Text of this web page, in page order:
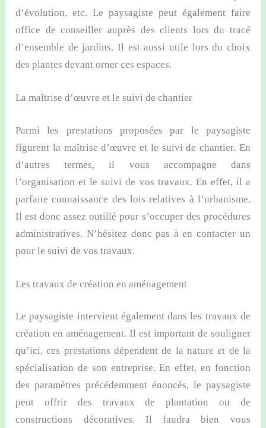
d’évolution, etc. Le paysagiste peut également faire
office de conseiller auprès des clients lors du tracé
d’ensemble de jardins. Il est aussi utile lors du choix
des plantes devant orner ces espaces.
La maîtrise d’œuvre et le suivi de chantier
Parmi les prestations proposées par le paysagiste
figurent la maîtrise d’œuvre et le suivi de chantier. En
d’autres termes, il vous accompagne dans
l’organisation et le suivi de vos travaux. En effet, il a
parfaite connaissance des lois relatives à l’urbanisme.
Il est donc assez outillé pour s’occuper des procédures
administratives. N’hésitez donc pas à en contacter un
pour le suivi de vos travaux.
Les travaux de création en aménagement
Le paysagiste intervient également dans les travaux de
création en aménagement. Il est important de souligner
qu’ici, ces prestations dépendent de la nature et de la
spécialisation de son entreprise. En effet, en fonction
des paramètres précédemment énoncés, le paysagiste
peut offrir des travaux de plantation ou de
constructions décoratives. Il faudra bien vous